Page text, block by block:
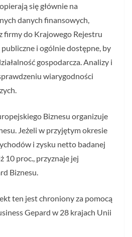
się głównie na
danych finansowych,
firmy do Krajowego Rejestru
publiczne i ogólnie dostępne, by
gospodarcza. Analizy i
wiarygodności
Biznesu organizuje
Jeżeli w przyjętym okresie
i zysku netto badanej
10 proc., przyznaje jej
Biznesu.
ten jest chroniony za pomocą
Gepard w 28 krajach Unii